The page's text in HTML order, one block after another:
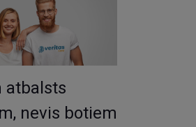
atbalsts
nevis botiem